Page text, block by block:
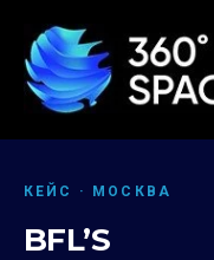
КЕЙС · МОСКВА
BFL’S